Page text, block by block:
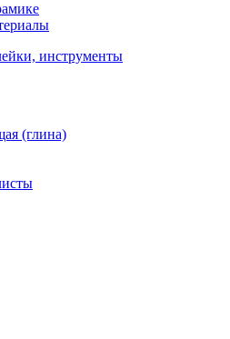
инструменты
(глина)